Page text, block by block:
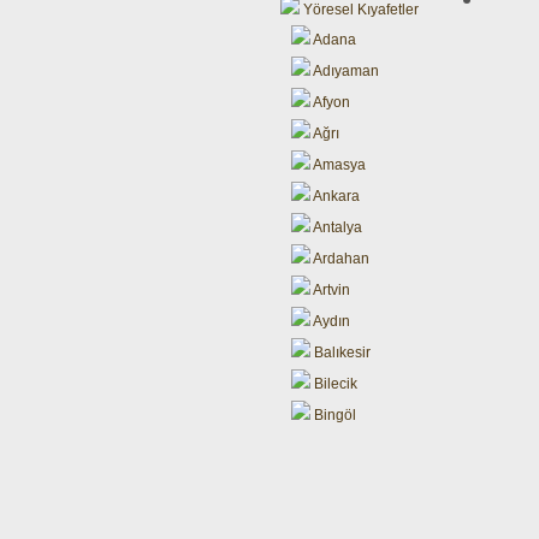
Yöresel Kıyafetler
Adana
Adıyaman
Afyon
Ağrı
Amasya
Ankara
Antalya
Ardahan
Artvin
Aydın
Balıkesir
Bilecik
Bingöl